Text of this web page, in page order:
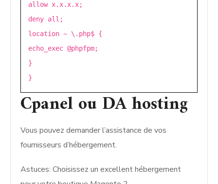
allow x.x.x.x;
deny all;
location ~ \.php$ {
echo_exec @phpfpm;
}
}
Cpanel ou DA hosting
Vous pouvez demander l’assistance de vos
fournisseurs d’hébergement.
Astuces: Choisissez un excellent hébergement